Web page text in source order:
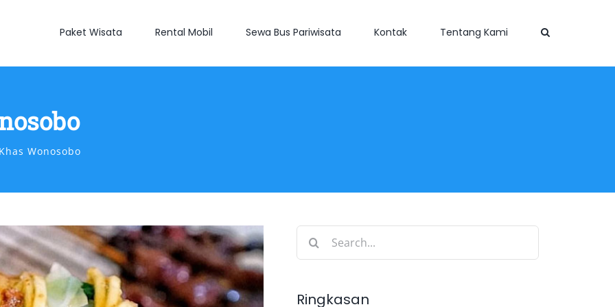
Paket Wisata Rental Mobil Sewa Bus Pariwisata Kontak Tentang Kami
Wonosobo
Search
Ringkasan